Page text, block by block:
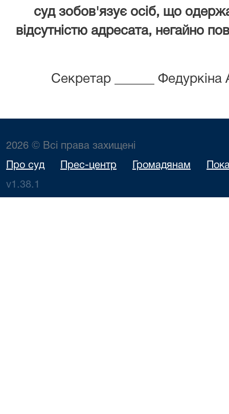
суд зобов'язує осіб, що
відсутністю адресата, негайно
Секретар ______
2026 © Всі права захищені
Про суд Прес-центр Громадянам
v1.38.1